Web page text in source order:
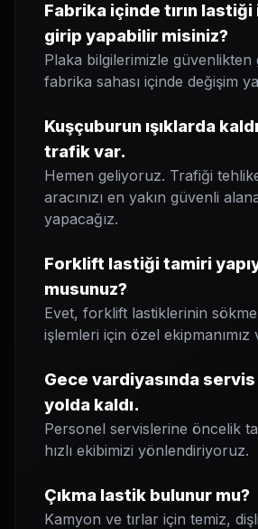
Fabrika içinde tırın
girip yapabilir misiniz?
Plaka bilgilerimizle güvenlikten
fabrika sahası içinde değişim
Kuşçuburun ışıklarda
trafik var.
Hemen geliyoruz. Trafiği
aracınızı en yakın güvenli
yapacağız.
Forklift lastiği tamiri
musunuz?
Evet, forklift lastiklerinin
işlemleri için özel ekipmanımız
Gece vardiyasında servis
yolda kaldı.
Personel servislerine öncelik
hızlı ekibimizi yönlendiriyoruz.
Çıkma lastik bulunur mu?
Kamyon ve tırlar için temiz,